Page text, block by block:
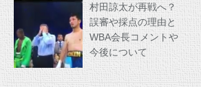
村田諒太が再戦へ？
誤審や採点の理由と
WBA会長コメントや
今後について